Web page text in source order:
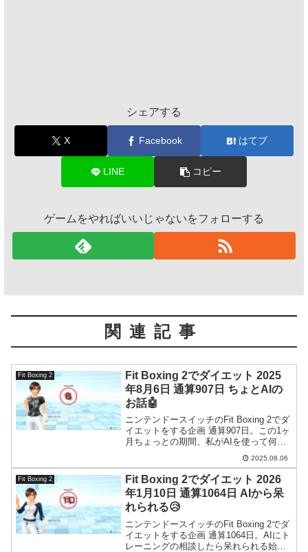
シェアする
X Facebook はてブ
LINE コピー
ゲームをやればいいじゃないをフォローする
関連記事
Fit Boxing 2
Fit Boxing 2でダイエット 2025
年8月6日 通算907日 ちょとAIの
お話🤖
ニンテンドースイッチのFit Boxing 2でダ
イエットをする企画 通算907日。この1ヶ
月ちょっとの期間、私がAIを使って何を
2025.08.06
Fit Boxing 2
Fit Boxing 2でダイエット 2026
年1月10日 通算1064日 AIから呆
れられる😥
ニンテンドースイッチのFit Boxing 2でダ
イエットをする企画 通算1064日。AIにト
レーニングの相談したら呆れられる始末